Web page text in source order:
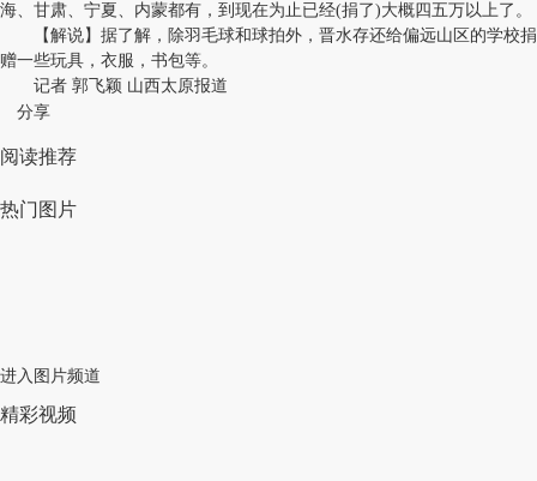
海、甘肃、宁夏、内蒙都有，到现在为止已经(捐了)大概四五万以上了。
【解说】据了解，除羽毛球和球拍外，晋水存还给偏远山区的学校捐
赠一些玩具，衣服，书包等。
记者 郭飞颖 山西太原报道
分享
阅读推荐
热门图片
进入图片频道
精彩视频